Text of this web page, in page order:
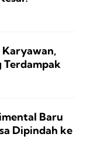
Karyawan,
Terdampak
Baru
Dipindah ke